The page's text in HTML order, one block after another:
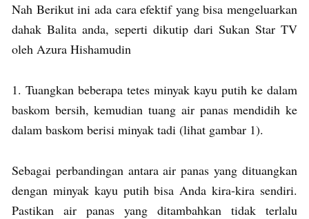
Nah Berikut ini ada cara efektif yang bisa mengeluarkan
dahak Balita anda, seperti dikutip dari Sukan Star TV
oleh Azura Hishamudin
1. Tuangkan beberapa tetes minyak kayu putih ke dalam
baskom bersih, kemudian tuang air panas mendidih ke
dalam baskom berisi minyak tadi (lihat gambar 1).
Sebagai perbandingan antara air panas yang dituangkan
dengan minyak kayu putih bisa Anda kira-kira sendiri.
Pastikan air panas yang ditambahkan tidak terlalu